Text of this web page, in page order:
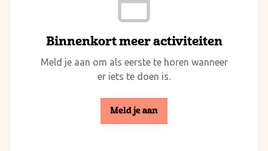
Binnenkort meer activiteiten
Meld je aan om als eerste te horen wanneer
er iets te doen is.
Meld je aan